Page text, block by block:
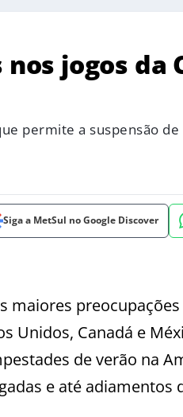
jogos da
permite a suspensão de
Siga a MetSul no Google Discover
maiores
Unidos, Canadá e
de verão na
e até adiamentos